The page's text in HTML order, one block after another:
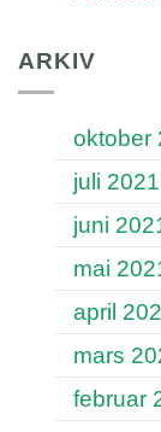
ARKIV
oktober
juli 2021
juni
mai
april
mars
februar